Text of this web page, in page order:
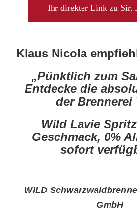
Ihr direkter Link zu Sir.
Klaus Nicola
„Pünktlich zum
Entdecke die
der Brennerei
Wild Lavie Spritz
Geschmack, 0%
sofort
WILD
GmbH